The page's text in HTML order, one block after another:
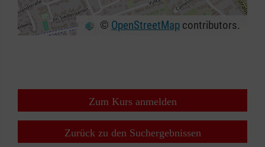
© OpenStreetMap contributors.
Zum Kurs anmelden
Zurück zu den Suchergebnissen